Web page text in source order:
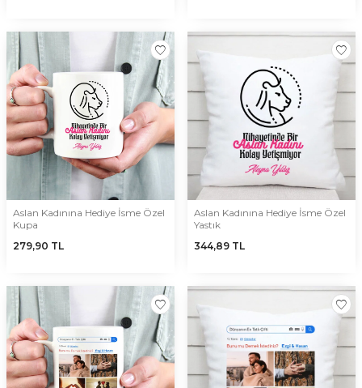
Aslan Kadınına Hediye İsme Özel
Kupa
279,90 TL
Aslan Kadınına Hediye İsme Özel
Yastık
344,89 TL